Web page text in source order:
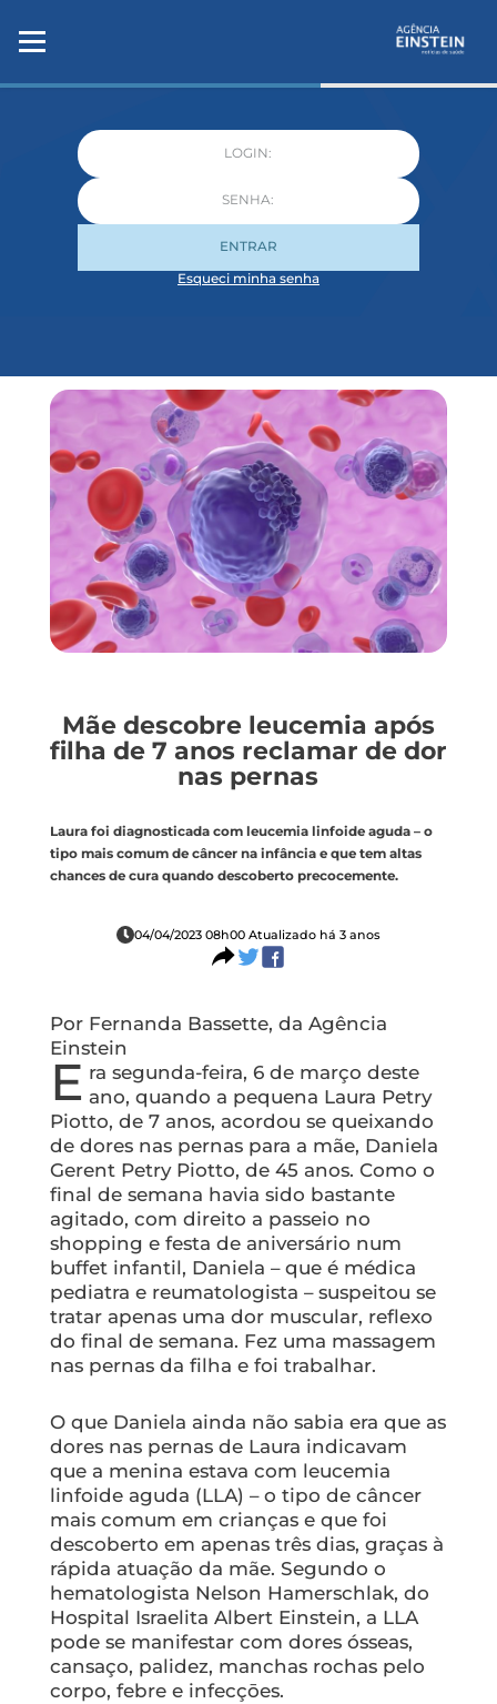
ENTRAR
Esqueci minha senha
Mãe descobre leucemia após
filha de 7 anos reclamar de dor
nas pernas
Laura foi diagnosticada com leucemia linfoide aguda – o
tipo mais comum de câncer na infância e que tem altas
chances de cura quando descoberto precocemente.
04/04/2023 08h00 Atualizado há 3 anos
Por Fernanda Bassette, da Agência
Einstein
E ra segunda-feira, 6 de março deste
ano, quando a pequena Laura Petry
Piotto, de 7 anos, acordou se queixando
de dores nas pernas para a mãe, Daniela
Gerent Petry Piotto, de 45 anos. Como o
final de semana havia sido bastante
agitado, com direito a passeio no
shopping e festa de aniversário num
buffet infantil, Daniela – que é médica
pediatra e reumatologista – suspeitou se
tratar apenas uma dor muscular, reflexo
do final de semana. Fez uma massagem
nas pernas da filha e foi trabalhar.
O que Daniela ainda não sabia era que as
dores nas pernas de Laura indicavam
que a menina estava com leucemia
linfoide aguda (LLA) – o tipo de câncer
mais comum em crianças e que foi
descoberto em apenas três dias, graças à
rápida atuação da mãe. Segundo o
hematologista Nelson Hamerschlak, do
Hospital Israelita Albert Einstein, a LLA
pode se manifestar com dores ósseas,
cansaço, palidez, manchas rochas pelo
corpo, febre e infecçōes.